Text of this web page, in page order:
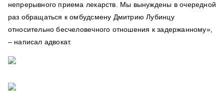
непрерывного приема лекарств. Мы вынуждены в очередной
раз обращаться к омбудсмену Дмитрию Лубинцу
относительно бесчеловечного отношения к задержанному»,
– написал адвокат.